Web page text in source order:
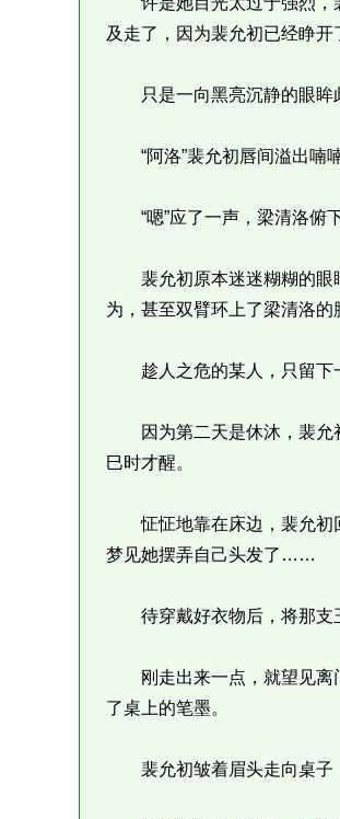
及走了，因为裴允初已经睁开
只是一向黑亮沉静的眼眸
“阿洛”裴允初唇间溢出喃喃
“嗯”应了一声，梁清洛俯下
裴允初原本迷迷糊糊的眼
为，甚至双臂环上了梁清洛的
趁人之危的某人，只留下
因为第二天是休沐，裴允初
巳时才醒。
怔怔地靠在床边，裴允初
梦见她摆弄自己头发了……
待穿戴好衣物后，将那支玉
刚走出来一点，就望见离
了桌上的笔墨。
裴允初皱着眉头走向桌子，